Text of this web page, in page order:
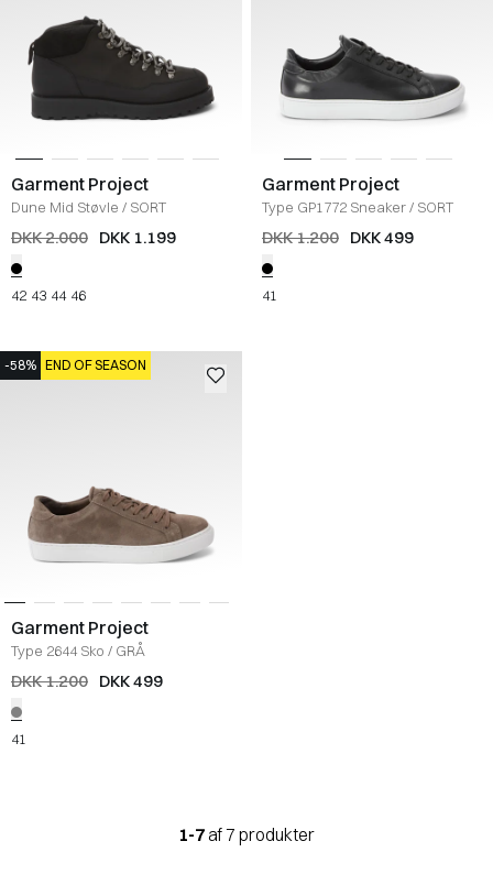
Garment Project
Dune Mid Støvle / SORT
DKK 2.000 DKK 1.199
42 43 44 46
Garment Project
Type GP1772 Sneaker/ SORT
DKK 1.200 DKK 499
41
-58% END OF SEASON
Garment Project
Type 2644 Sko / GRÅ
DKK 1.200 DKK 499
41
1-7 af 7 produkter